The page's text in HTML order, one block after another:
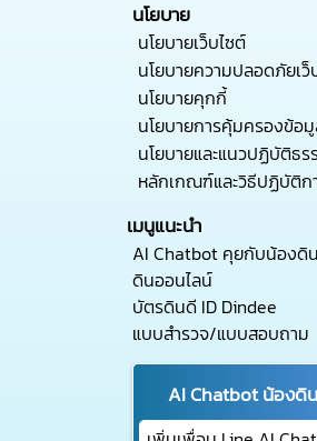
นโยบาย
นโยบายเว็บไซต์
นโยบายความปลอดภัยเว็
นโยบายคุกกี้
นโยบายการคุ้มครองข้อ
นโยบายและแนวปฏิบัติธ
หลักเกณฑ์และวิธีปฏิบัติก
เมนูแนะนำ
AI Chatbot คุยกับน้องดิ
ดินออนไลน์
บัตรดินดี ID Dindee
แบบสำรวจ/แบบสอบถาม
AI Chatbot น้องดิ